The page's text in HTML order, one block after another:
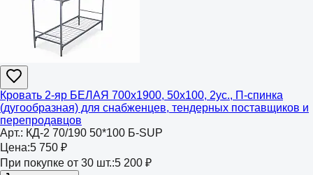
Кровать 2-яр БЕЛАЯ 700х1900, 50х100, 2ус., П-спинка
(дугообразная) для снабженцев, тендерных поставщиков и
перепродавцов
Арт.: КД-2 70/190 50*100 Б-SUP
Цена:5 750 ₽
При покупке от 30 шт.:5 200 ₽